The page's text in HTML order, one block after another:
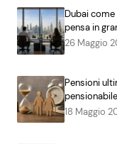
Dubai
pensa in
26 Maggio
Pensioni
18 Maggio